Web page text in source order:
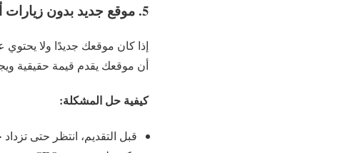
5. موقع جديد بدون زيارات أو حركة مرور منخفضة
أن موقعك يقدم قيمة حقيقية
كيفية حل المشكلة:
قبل التقديم، انتظر حتى